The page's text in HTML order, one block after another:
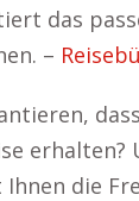
das
–
erhalten?
die